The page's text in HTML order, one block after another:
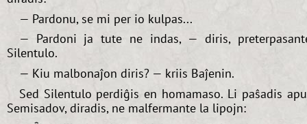
— Pardonu, se mi per io kulpas...
— Pardoni ja tute ne indas, — diris,
Silentulo.
— Kiu malbonaĵon diris? — kriis Baĵenin.
Sed Silentulo perdiĝis en homamaso. Li paŝadis
Semisadov, diradis, ne malfermante la lipojn: